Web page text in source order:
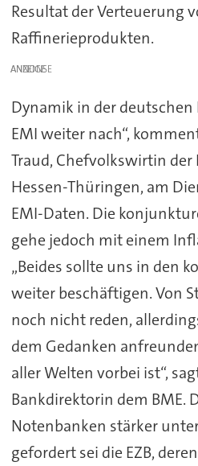
Resultat der Verteuerung
Raffinerieprodukten.
ANZEIGE
Dynamik in der
EMI weiter nach“,
Traud, Chefvolkswirtin der
Hessen-Thüringen, am
EMI-Daten. Die
gehe jedoch mit einem
„Beides sollte uns in den
weiter beschäftigen. Von
noch nicht reden,
dem Gedanken
aller Welten vorbei ist“,
Bankdirektorin dem BME.
Notenbanken stärker
gefordert sei die EZB,